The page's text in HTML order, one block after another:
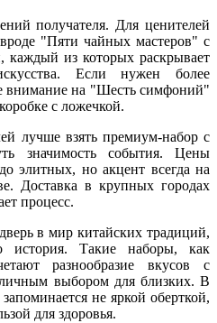
получателя. Для ценителей
"Пяти чайных мастеров" с
из которых раскрывает
Если нужен более
внимание на "Шесть симфоний"
с ложечкой.
лучше взять премиум-набор с
значимость события. Цены
элитных, но акцент всегда на
Доставка в крупных городах
процесс.
в мир китайских традиций,
Такие наборы, как
разнообразие вкусов с
выбором для близких. В
не яркой оберткой,
для здоровья.